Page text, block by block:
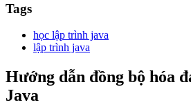
Tags
học lập trình java
lập trình java
Hướng dẫn đồng bộ hóa
Java